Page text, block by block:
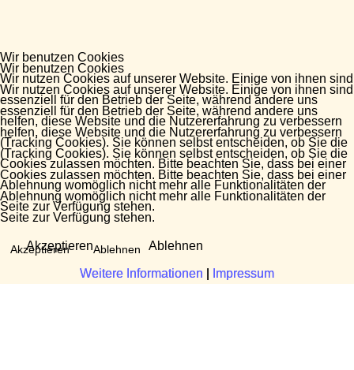
Wir benutzen Cookies
Wir nutzen Cookies auf unserer Website. Einige von ihnen sind
essenziell für den Betrieb der Seite, während andere uns
helfen, diese Website und die Nutzererfahrung zu verbessern
(Tracking Cookies). Sie können selbst entscheiden, ob Sie die
Cookies zulassen möchten. Bitte beachten Sie, dass bei einer
Ablehnung womöglich nicht mehr alle Funktionalitäten der
Seite zur Verfügung stehen.
Akzeptieren Ablehnen
Weitere Informationen Impressum
Wir benutzen Cookies
Wir nutzen Cookies auf unserer Website. Einige von ihnen sind
essenziell für den Betrieb der Seite, während andere uns
helfen, diese Website und die Nutzererfahrung zu verbessern
(Tracking Cookies). Sie können selbst entscheiden, ob Sie die
Cookies zulassen möchten. Bitte beachten Sie, dass bei einer
Ablehnung womöglich nicht mehr alle Funktionalitäten der
Seite zur Verfügung stehen.
Akzeptieren Ablehnen
Weitere Informationen Impressum